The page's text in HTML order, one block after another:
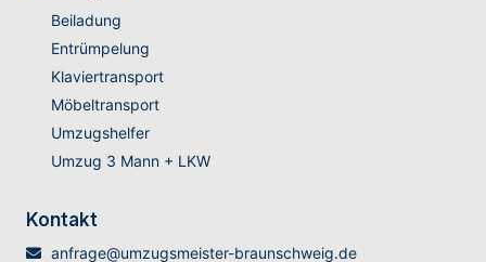
Beiladung
Entrümpelung
Klaviertransport
Möbeltransport
Umzugshelfer
Umzug 3 Mann + LKW
Kontakt
anfrage@umzugsmeister-braunschweig.de